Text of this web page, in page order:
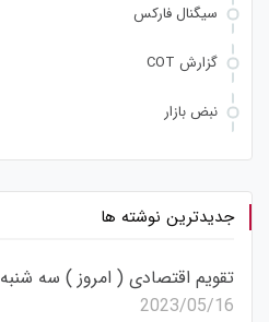
سیگنال فارکس
گزارش COT
نبض بازار
جدیدترین نوشته ها
تقویم اقتصادی ( امروز ) سه شنبه۱۶ می ۲۰۲۳
2023/05/16